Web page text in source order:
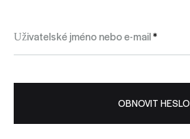
Uživatelské jméno nebo e-mail*Povinné
OBNOVIT HESLO